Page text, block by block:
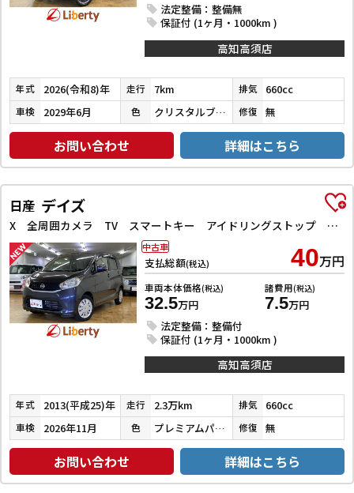
法定整備：整備無
保証付 (1ヶ月・1000km )
高知高須店
年式 2026(令和8)年 走行 7km 排気 660cc
車検 2029年6月 色 クリスタルブラックパール 修復 無
お問い合わせ 詳細はこちら
日産 デイズ
X 全周囲カメラ TV スマートキー アイドリングストップ 電動格納ミラー ベンチシート CVT 盗難防止システム ABS ミュージックプレイヤー接続可 衝突安全ボディ エアコン パワーステアリング
支払総額(税込) 40万円
車両本体価格(税込)
32.5万円
諸費用(税込)
7.5万円
法定整備：整備付
保証付 (1ヶ月・1000km )
中古車
高知高須店
年式 2013(平成25)年 走行 2.3万km 排気 660cc
車検 2026年11月 色 プレミアムパープルパール 修復 無
お問い合わせ 詳細はこちら